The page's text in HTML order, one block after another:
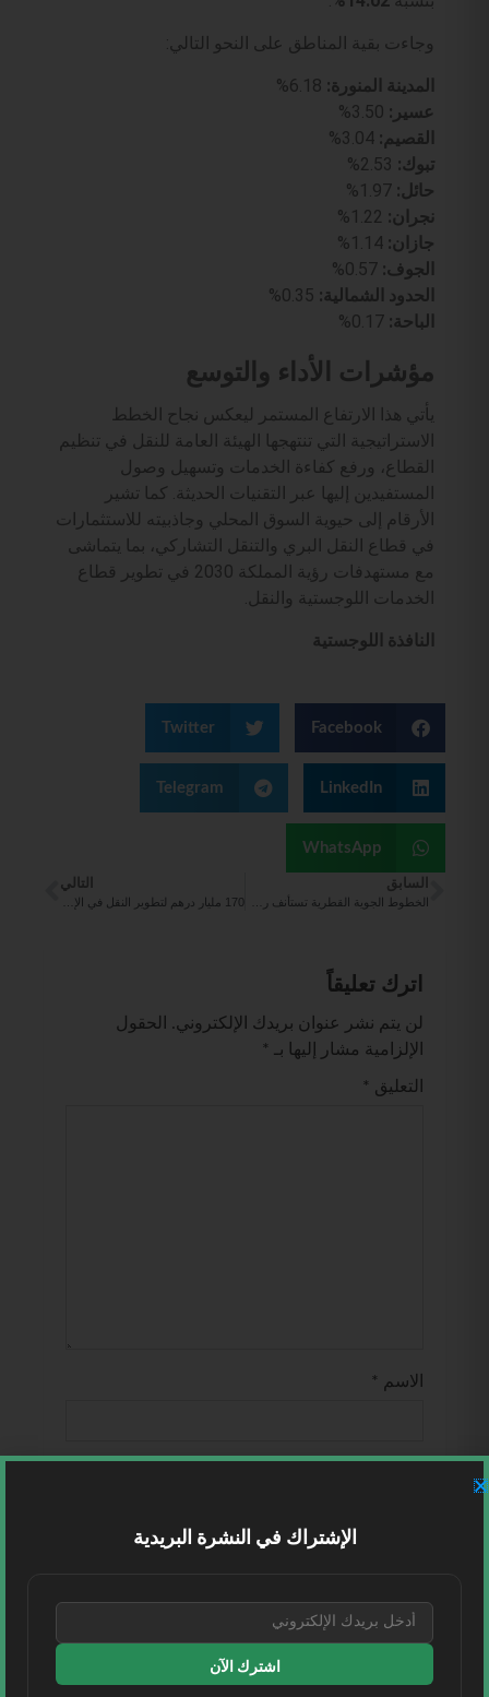
​وجاءت بقية المناطق على النحو التالي:
المدينة المنورة:
عسير:
القصيم:
تبوك:
حائل:
نجران:
جازان:
الجوف:
الحدود الشمالية:
الباحة:
مؤشرات الأداء والتوسع
​يأتي هذا الارتفاع المستمر ليعكس نجاح الخطط
الاستراتيجية التي تنتهجها الهيئة العامة للنقل في تنظيم
القطاع، ورفع كفاءة الخدمات وتسهيل وصول
المستفيدين إليها عبر التقنيات الحديثة. كما تشير
الأرقام إلى حيوية السوق المحلي وجاذبيته للاستثمارات
في قطاع النقل البري والتنقل التشاركي، بما يتماشى
مع مستهدفات رؤية المملكة 2030 في تطوير قطاع
الخدمات اللوجستية والنقل.
النافذة اللوجستية
Facebook
Twitter
LinkedIn
Telegram
WhatsApp
السابق التالي
اترك تعليقاً
لن يتم نشر عنوان بريدك الإلكتروني.
الحقول
الإلزامية مشار إليها بـ *
التعليق *
الاسم *
البريد الإلكتروني*
الموقع الإلكتروني
احفظ اسمي، بريدي الإلكتروني، والموقع
الإلكتروني في هذا المتصفح لاستخدامها المرة
المقبلة في تعليقي.
الإشتراك في النشرة البريدية
اشترك الآن